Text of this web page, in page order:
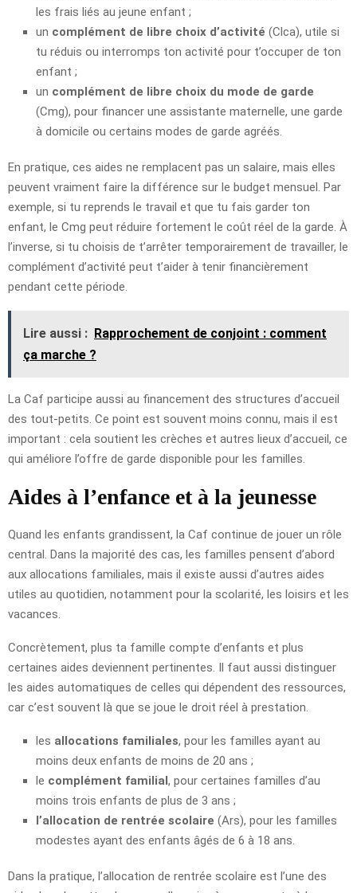
les frais liés au jeune enfant ;
un complément de libre choix d’activité (Clca), utile si
tu réduis ou interromps ton activité pour t’occuper de ton
enfant ;
un complément de libre choix du mode de garde
(Cmg), pour financer une assistante maternelle, une garde
à domicile ou certains modes de garde agréés.
En pratique, ces aides ne remplacent pas un salaire, mais elles
peuvent vraiment faire la différence sur le budget mensuel. Par
exemple, si tu reprends le travail et que tu fais garder ton
enfant, le Cmg peut réduire fortement le coût réel de la garde. À
l’inverse, si tu choisis de t’arrêter temporairement de travailler, le
complément d’activité peut t’aider à tenir financièrement
pendant cette période.
Lire aussi : Rapprochement de conjoint : comment
ça marche ?
La Caf participe aussi au financement des structures d’accueil
des tout-petits. Ce point est souvent moins connu, mais il est
important : cela soutient les crèches et autres lieux d’accueil, ce
qui améliore l’offre de garde disponible pour les familles.
Aides à l’enfance et à la jeunesse
Quand les enfants grandissent, la Caf continue de jouer un rôle
central. Dans la majorité des cas, les familles pensent d’abord
aux allocations familiales, mais il existe aussi d’autres aides
utiles au quotidien, notamment pour la scolarité, les loisirs et les
vacances.
Concrètement, plus ta famille compte d’enfants et plus
certaines aides deviennent pertinentes. Il faut aussi distinguer
les aides automatiques de celles qui dépendent des ressources,
car c’est souvent là que se joue le droit réel à prestation.
les allocations familiales, pour les familles ayant au
moins deux enfants de moins de 20 ans ;
le complément familial, pour certaines familles d’au
moins trois enfants de plus de 3 ans ;
l’allocation de rentrée scolaire (Ars), pour les familles
modestes ayant des enfants âgés de 6 à 18 ans.
Dans la pratique, l’allocation de rentrée scolaire est l’une des